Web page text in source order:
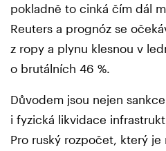
pokladně to cinká čím dál
Reuters a prognóz se
z ropy a plynu klesnou v
o brutálních 46 %.
Důvodem jsou nejen
i fyzická likvidace
Pro ruský rozpočet, který